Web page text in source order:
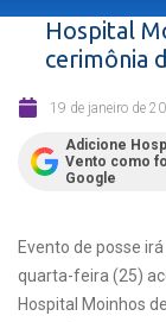
Hospital
cerimônia
19 de janeiro de
Adicione
Vento como
Google
Evento de posse
quarta-feira (25)
Hospital Moinhos